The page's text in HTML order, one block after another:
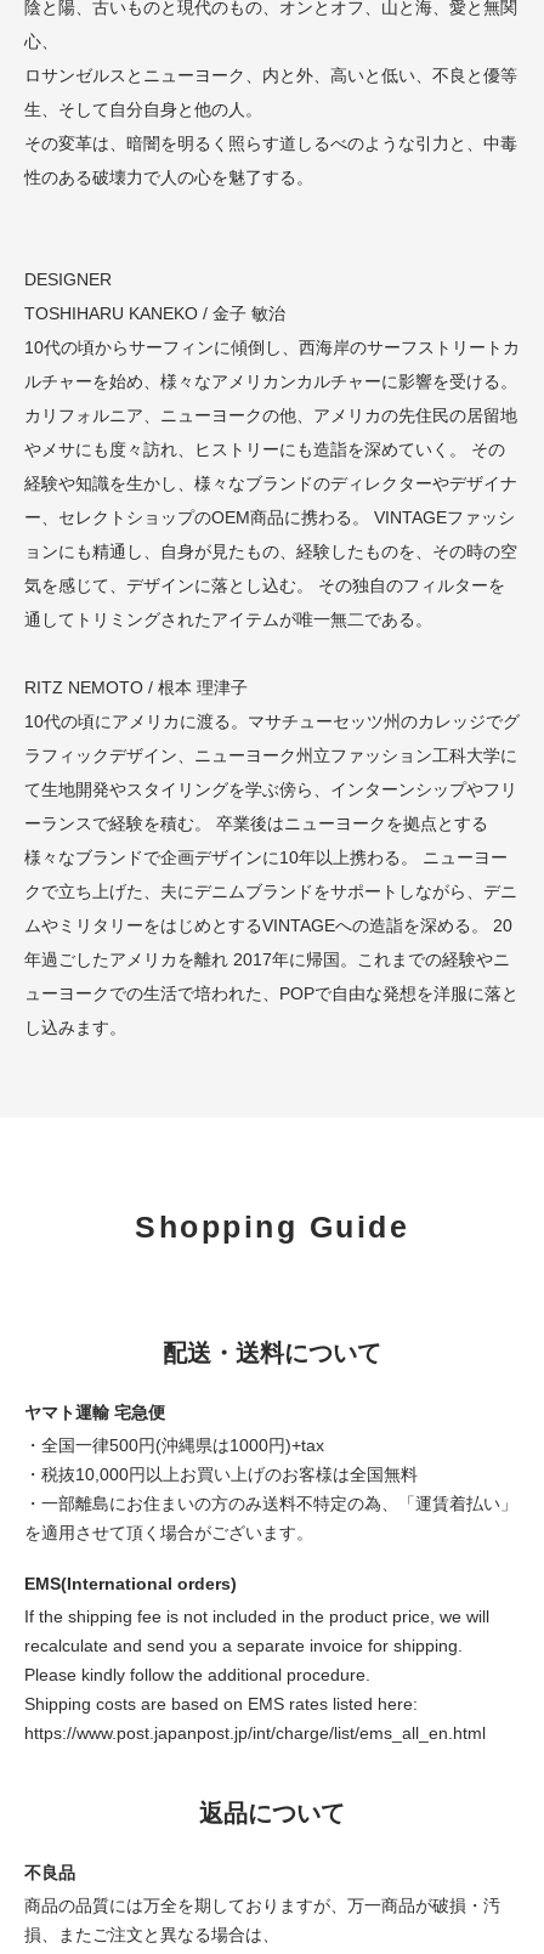
陰と陽、古いものと現代のもの、オンとオフ、山と海、愛と無関
心、
ロサンゼルスとニューヨーク、内と外、高いと低い、不良と優等
生、そして自分自身と他の人。
その変革は、暗闇を明るく照らす道しるべのような引力と、中毒
性のある破壊力で人の心を魅了する。
DESIGNER
TOSHIHARU KANEKO / 金子 敏治
10代の頃からサーフィンに傾倒し、西海岸のサーフストリートカ
ルチャーを始め、様々なアメリカンカルチャーに影響を受ける。
カリフォルニア、ニューヨークの他、アメリカの先住民の居留地
やメサにも度々訪れ、ヒストリーにも造詣を深めていく。 その
経験や知識を生かし、様々なブランドのディレクターやデザイナ
ー、セレクトショップのOEM商品に携わる。 VINTAGEファッシ
ョンにも精通し、自身が見たもの、経験したものを、その時の空
気を感じて、デザインに落とし込む。 その独自のフィルターを
通してトリミングされたアイテムが唯一無二である。
RITZ NEMOTO / 根本 理津子
10代の頃にアメリカに渡る。マサチューセッツ州のカレッジでグ
ラフィックデザイン、ニューヨーク州立ファッション工科大学に
て生地開発やスタイリングを学ぶ傍ら、インターンシップやフリ
ーランスで経験を積む。 卒業後はニューヨークを拠点とする
様々なブランドで企画デザインに10年以上携わる。 ニューヨー
クで立ち上げた、夫にデニムブランドをサポートしながら、デニ
ムやミリタリーをはじめとするVINTAGEへの造詣を深める。 20
年過ごしたアメリカを離れ 2017年に帰国。これまでの経験やニ
ューヨークでの生活で培われた、POPで自由な発想を洋服に落と
し込みます。
Shopping Guide
配送・送料について
ヤマト運輸 宅急便
・全国一律500円(沖縄県は1000円)+tax
・税抜10,000円以上お買い上げのお客様は全国無料
・一部離島にお住まいの方のみ送料不特定の為、「運賃着払い」
を適用させて頂く場合がございます。
EMS(International orders)
If the shipping fee is not included in the product price, we will
recalculate and send you a separate invoice for shipping.
Please kindly follow the additional procedure.
Shipping costs are based on EMS rates listed here:
https://www.post.japanpost.jp/int/charge/list/ems_all_en.html
返品について
不良品
商品の品質には万全を期しておりますが、万一商品が破損・汚
損、またご注文と異なる場合は、